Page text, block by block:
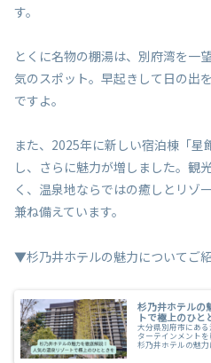
す。
とくに名物の棚湯は、別府湾を一
気のスポット。早起きして日の出
ですよ。
また、2025年に新しい宿泊棟「星
し、さらに魅力が増しました。観
く、温泉地ならではの癒しとリゾ
兼ね備えています。
▼杉乃井ホテルの魅力についてご
杉乃井ホテルの
トで極上のひと
大分県別府市にあ
ターテインメント
杉乃井ホテルの魅